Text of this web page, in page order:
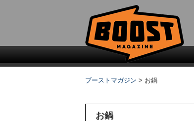
ブーストマガジン > お鍋
お鍋